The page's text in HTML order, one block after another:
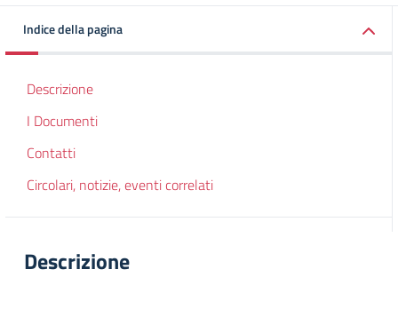
Indice della pagina
Descrizione
I Documenti
Contatti
Circolari, notizie, eventi correlati
Descrizione